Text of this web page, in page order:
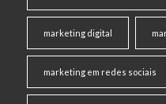
marketing digital
marketing em redes sociais